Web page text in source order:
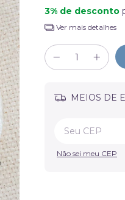
3% de desconto
Ver mais detalhes
MEIOS DE
Não sei meu CEP